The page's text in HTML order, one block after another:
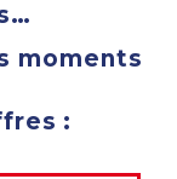
moments
: